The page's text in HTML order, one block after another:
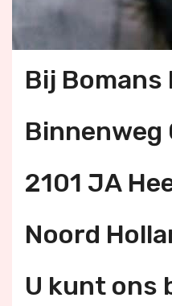
Bij Bomans
Binnenweg
2101 JA
Noord
U kunt ons